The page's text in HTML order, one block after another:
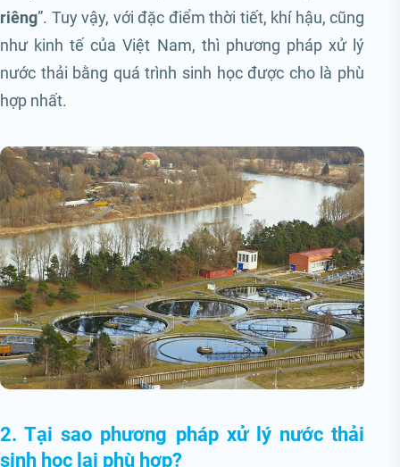
riêng”. Tuy vậy, với đặc điểm thời tiết, khí hậu, cũng
như kinh tế của Việt Nam, thì phương pháp xử lý
nước thải bằng quá trình sinh học được cho là phù
hợp nhất.
2. Tại sao phương pháp xử lý nước thải
sinh học lại phù hợp?